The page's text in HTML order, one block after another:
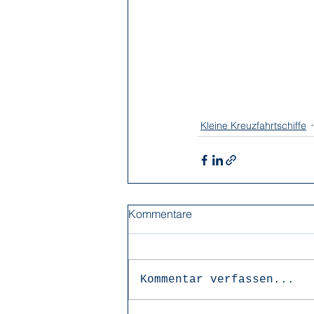
Kleine Kreuzfahrtschiffe
Kommentare
Kommentar verfassen...